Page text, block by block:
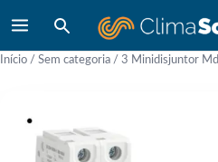
Início / Sem categoria / 3 Minidisjuntor